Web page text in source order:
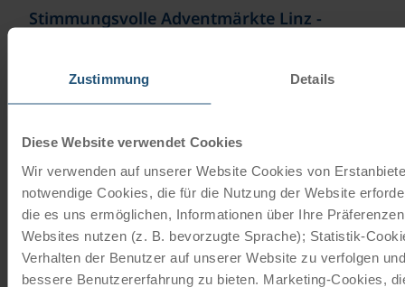
Zustimmung Details
Diese Website verwendet Cookies
Wir verwenden auf unserer Website Cookies von
notwendige Cookies, die für die Nutzung der Website
die es uns ermöglichen, Informationen über Ihre
Websites nutzen (z. B. bevorzugte Sprache); Statistik-
Verhalten der Benutzer auf unserer Website zu verfolgen
bessere Benutzererfahrung zu bieten. Marketing-Cookies,
Stimmungsvolle Adventmärkte Linz -
Advent- und Silvesterreise | 4 Tage
Adventkreuzfahrt ab Linz inklusive 3 x Vollpension,
festliche Weihnachtsmärkte und vieles mehr auf der